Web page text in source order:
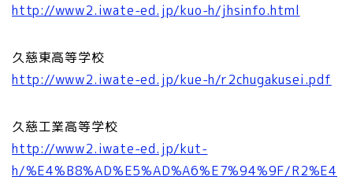
http://www2.iwate-ed.jp/kuo-h/jhsinfo.html
久慈東高等学校
http://www2.iwate-ed.jp/kue-h/r2chugakusei.pdf
久慈工業高等学校
http://www2.iwate-ed.jp/kut-
h/%E4%B8%AD%E5%AD%A6%E7%94%9F/R2%E4